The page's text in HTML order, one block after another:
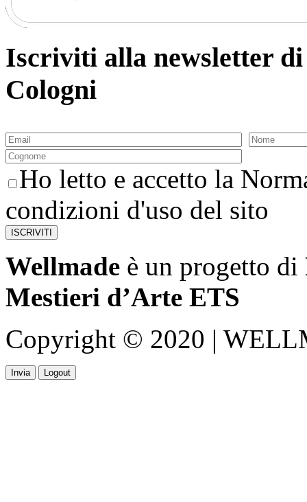
Iscriviti alla newsletter di
Cologni
Ho letto e accetto la
condizioni d'uso del sito
Wellmade è un progetto di
Mestieri d’Arte ETS
Copyright © 2020 |
Invia Logout